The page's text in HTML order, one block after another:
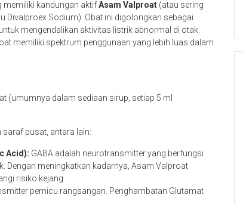
memiliki kandungan aktifAsam Valproat (atau sering
Divalproex Sodium). Obat ini digolongkan sebagai
mengendalikan aktivitas listrik abnormal di otak.
memiliki spektrum penggunaan yang lebih luas dalam
(umumnya dalam sediaan sirup, setiap 5 ml
pusat, antara lain:
Acid): GABA adalah neurotransmitter yang berfungsi
Dengan meningkatkan kadarnya, Asam Valproat
risiko kejang.
pemicu rangsangan. Penghambatan Glutamat